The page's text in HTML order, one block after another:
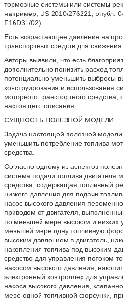
тормозные системы или системы
например, US 2010/276221, опубл.
F16D31/02).
Есть возрастающее давление на
транспортных средств для снижения
Авторы выявили, что есть
дополнительно понизить расход
потенциально уменьшить выбросы
конструирования и использования
моторного транспортного
настоящего описания.
СУЩНОСТЬ ПОЛЕЗНОЙ МОДЕЛИ
Задача настоящей полезной модели
уменьшить потребление топлива
средства.
Согласно одному из аспектов
система подачи топлива двигателя
средства, содержащая топливный
низкого давления для подачи
насос высокого давления
приводом от двигателя,
по меньшей мере высоком и низких
меньшей мере одну топливную
высоким давлением в двигатель,
накопления топлива под высоким
средство для управления потоком
насосом высокого давления,
электронный контроллер для
насоса высокого давления,
мере одной топливной форсунки,